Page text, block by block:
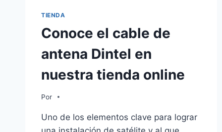
TIENDA
Conoce el cable de
antena Dintel en
nuestra tienda online
Por
Uno de los elementos clave para lograr